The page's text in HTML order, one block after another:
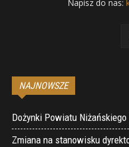
Napisz do nas:
NAJNOWSZE
Dożynki Powiatu
Zmiana na stanowisku